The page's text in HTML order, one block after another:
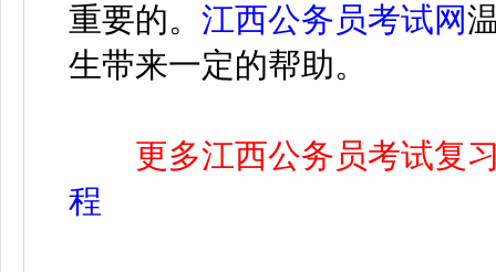
重要的。 江西公务员考试网
生带来一定的帮助。
更多江西公务员考试复
程